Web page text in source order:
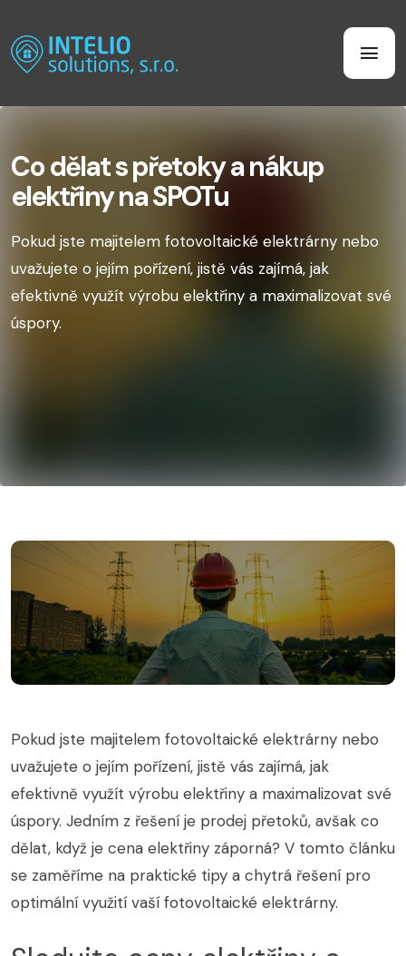
Co dělat s přetoky a nákup
elektřiny na SPOTu
Pokud jste majitelem fotovoltaické elektrárny nebo
uvažujete o jejím pořízení, jistě vás zajímá, jak
efektivně využít výrobu elektřiny a maximalizovat své
úspory.
Pokud jste majitelem fotovoltaické elektrárny nebo
uvažujete o jejím pořízení, jistě vás zajímá, jak
efektivně využít výrobu elektřiny a maximalizovat své
úspory. Jedním z řešení je prodej přetoků, avšak co
dělat, když je cena elektřiny záporná? V tomto článku
se zaměříme na praktické tipy a chytrá řešení pro
optimální využití vaší fotovoltaické elektrárny.